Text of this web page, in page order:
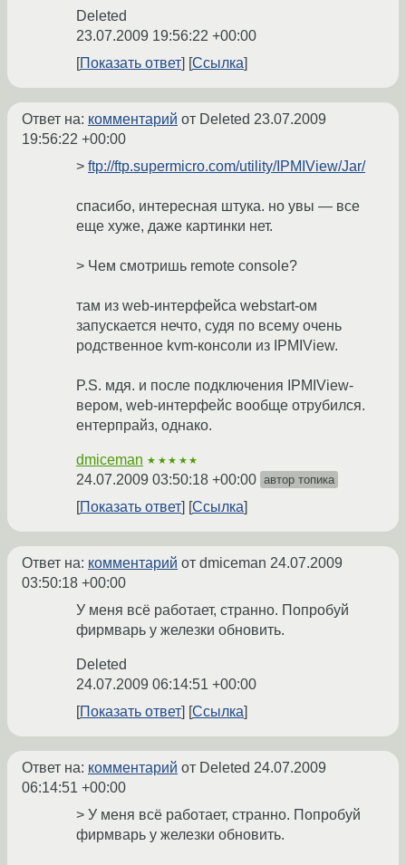
Deleted
23.07.2009 19:56:22 +00:00
Показать ответ
Ссылка
Ответ на: комментарий от Deleted 23.07.2009
19:56:22 +00:00
> ftp://ftp.supermicro.com/utility/IPMIView/Jar/
спасибо, интересная штука. но увы — все
еще хуже, даже картинки нет.
> Чем смотришь remote console?
там из web-интерфейса webstart-ом
запускается нечто, судя по всему очень
родственное kvm-консоли из IPMIView.
P.S. мдя. и после подключения IPMIView-
вером, web-интерфейс вообще отрубился.
ентерпрайз, однако.
dmiceman ★★★★★
24.07.2009 03:50:18 +00:00 автор топика
Показать ответ Ссылка
Ответ на: комментарий от dmiceman 24.07.2009
03:50:18 +00:00
У меня всё работает, странно. Попробуй
фирмварь у железки обновить.
Deleted
24.07.2009 06:14:51 +00:00
Показать ответ
Ссылка
Ответ на: комментарий от Deleted 24.07.2009
06:14:51 +00:00
> У меня всё работает, странно. Попробуй
фирмварь у железки обновить.